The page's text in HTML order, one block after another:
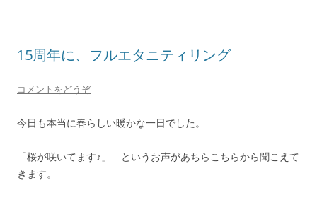
15周年に、フルエタニティリング
コメントをどうぞ
今日も本当に春らしい暖かな一日でした。
「桜が咲いてます♪」 というお声があちらこちらから聞こえて
きます。